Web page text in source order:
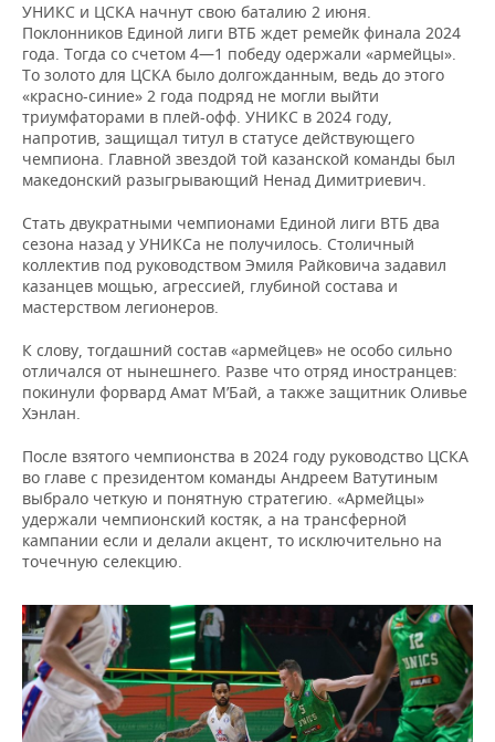
УНИКС и ЦСКА начнут свою баталию 2 июня.
Поклонников Единой лиги ВТБ ждет ремейк финала 2024
года. Тогда со счетом 4—1 победу одержали «армейцы».
То золото для ЦСКА было долгожданным, ведь до этого
«красно-синие» 2 года подряд не могли выйти
триумфаторами в плей-офф. УНИКС в 2024 году,
напротив, защищал титул в статусе действующего
чемпиона. Главной звездой той казанской команды был
македонский разыгрывающий Ненад Димитриевич.
Стать двукратными чемпионами Единой лиги ВТБ два
сезона назад у УНИКСа не получилось. Столичный
коллектив под руководством Эмиля Райковича задавил
казанцев мощью, агрессией, глубиной состава и
мастерством легионеров.
К слову, тогдашний состав «армейцев» не особо сильно
отличался от нынешнего. Разве что отряд иностранцев:
покинули форвард Амат М’Бай, а также защитник Оливье
Хэнлан.
После взятого чемпионства в 2024 году руководство ЦСКА
во главе с президентом команды Андреем Ватутиным
выбрало четкую и понятную стратегию. «Армейцы»
удержали чемпионский костяк, а на трансферной
кампании если и делали акцент, то исключительно на
точечную селекцию.